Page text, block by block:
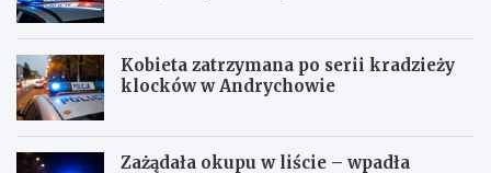
Kobieta zatrzymana po serii kradzieży
klocków w Andrychowie
Zażądała okupu w liście – wpadła